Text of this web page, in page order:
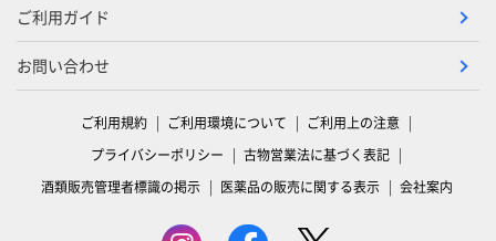
ご利用ガイド
お問い合わせ
ご利用規約 ご利用環境について
ご利用上の注意
プライバシーポリシー
古物営業法に基づく表記
酒類販売管理者標識の掲示
医薬品の販売に関する表示 会社案内